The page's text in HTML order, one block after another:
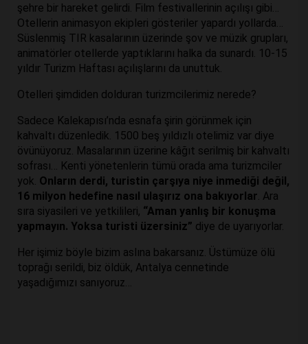
şehre bir hareket gelirdi. Film festivallerinin açılışı gibi…
Otellerin animasyon ekipleri gösteriler yapardı yollarda…
Süslenmiş TIR kasalarının üzerinde şov ve müzik grupları,
animatörler otellerde yaptıklarını halka da sunardı. 10-15
yıldır Turizm Haftası açılışlarını da unuttuk.
Otelleri şimdiden dolduran turizmcilerimiz nerede?
Sadece Kalekapısı’nda esnafa şirin görünmek için
kahvaltı düzenledik. 1500 beş yıldızlı otelimiz var diye
övünüyoruz. Masalarının üzerine kâğıt serilmiş bir kahvaltı
sofrası… Kenti yönetenlerin tümü orada ama turizmciler
yok. Onların derdi, turistin çarşıya niye inmediği değil,
16 milyon hedefine nasıl ulaşırız ona bakıyorlar. Ara
sıra siyasileri ve yetkilileri, “Aman yanlış bir konuşma
yapmayın. Yoksa turisti üzersiniz” diye de uyarıyorlar.
Her işimiz böyle bizim aslına bakarsanız. Üstümüze ölü
toprağı serildi, biz öldük, Antalya cennetinde
yaşadığımızı sanıyoruz…